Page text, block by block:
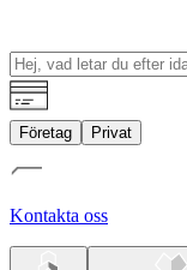
Företag Privat
Kontakta oss